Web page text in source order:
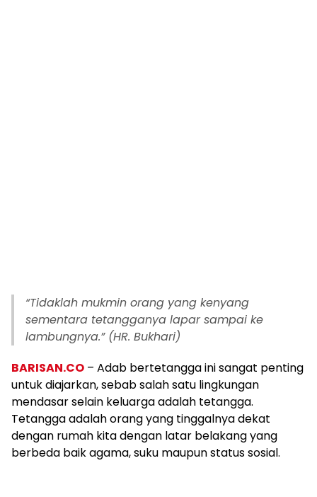
“Tidaklah mukmin orang yang kenyang
sementara tetangganya lapar sampai ke
lambungnya.”(HR. Bukhari)
BARISAN.CO – Adab bertetangga ini sangat penting
untuk diajarkan, sebab salah satu lingkungan
mendasar selain keluarga adalah tetangga.
Tetangga adalah orang yang tinggalnya dekat
dengan rumah kita dengan latar belakang yang
berbeda baik agama, suku maupun status sosial.